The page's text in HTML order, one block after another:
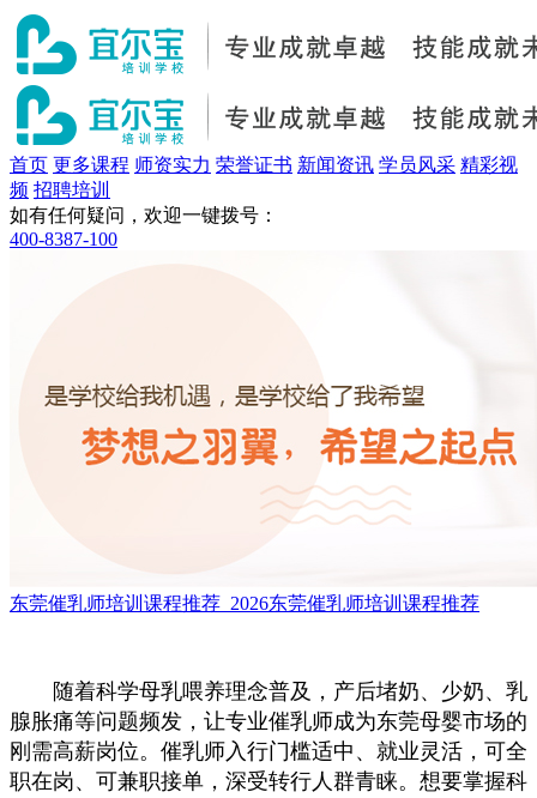
首页 更多课程 师资实力 荣誉证书 新闻资讯 学员风采 精彩视
频 招聘培训
如有任何疑问，欢迎一键拨号：
400-8387-100
东莞催乳师培训课程推荐_2026东莞催乳师培训课程推荐
随着科学母乳喂养理念普及，产后堵奶、少奶、乳
腺胀痛等问题频发，让专业催乳师成为东莞母婴市场的
刚需高薪岗位。催乳师入行门槛适中、就业灵活，可全
职在岗、可兼职接单，深受转行人群青睐。想要掌握科